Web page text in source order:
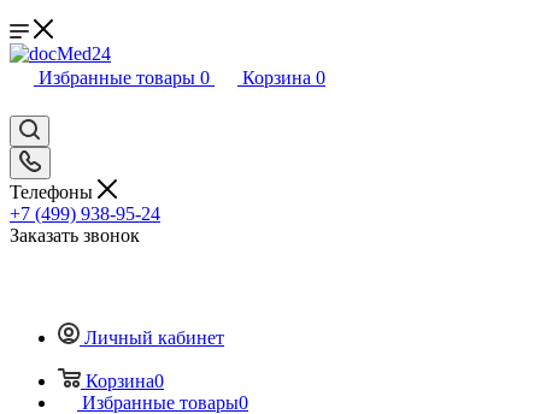
Избранные товары 0 Корзина 0
Телефоны
+7 (499) 938-95-24
Заказать звонок
Личный кабинет
Корзина0
Избранные товары0